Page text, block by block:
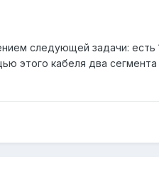
следующей задачи: есть
этого кабеля два